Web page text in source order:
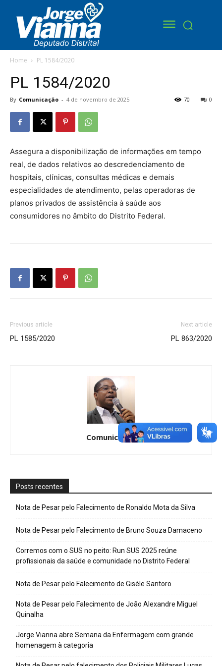
Home PL 1584/2020
PL 1584/2020
By Comunicação - 4 de novembro de 2025 0
70
Assegura a disponibilização de informações em tempo
real, de dados relativos ao descredenciamento de
hospitais, clínicas, consultas médicas e demais
especialidades de atendimento, pelas operadoras de
planos privados de assistência à saúde aos
consumidores no âmbito do Distrito Federal.
Previous article
PL 1585/2020
Next article
PL 863/2020
Comunicação
Posts recentes
Nota de Pesar pelo Falecimento de Ronaldo Mota da Silva
Nota de Pesar pelo Falecimento de Bruno Souza Damaceno
Corremos com o SUS no peito: Run SUS 2025 reúne
profissionais da saúde e comunidade no Distrito Federal
Nota de Pesar pelo Falecimento de Gisèle Santoro
Nota de Pesar pelo Falecimento de João Alexandre Miguel
Quinalha
Jorge Vianna abre Semana da Enfermagem com grande
homenagem à categoria